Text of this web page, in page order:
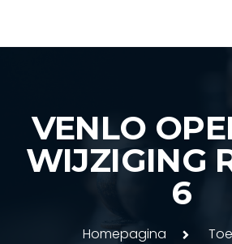
VENLO
WIJZIGING
6
Homepagina